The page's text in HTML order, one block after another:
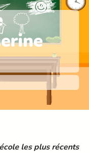
les plus récents